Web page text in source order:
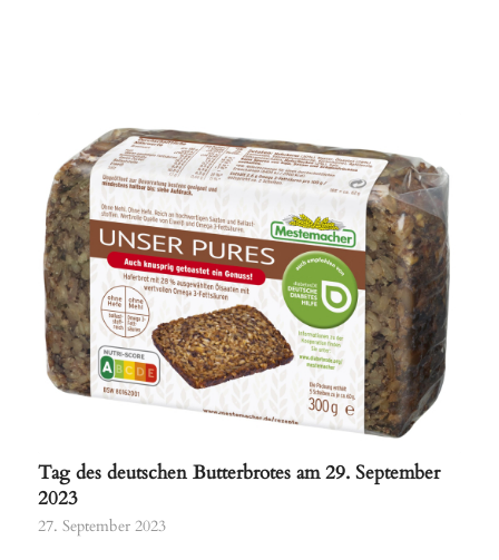
Tag des deutschen Butterbrotes am 29. September
2023
27. September 2023